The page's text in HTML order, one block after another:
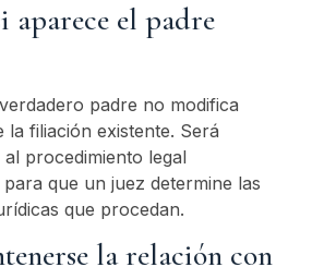
aparece el padre
padre no modifica
la filiación existente. Será
procedimiento legal
que un juez determine las
que procedan.
la relación con